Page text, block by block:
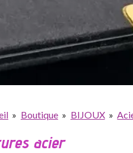
» Boutique » BIJOUX »
acier